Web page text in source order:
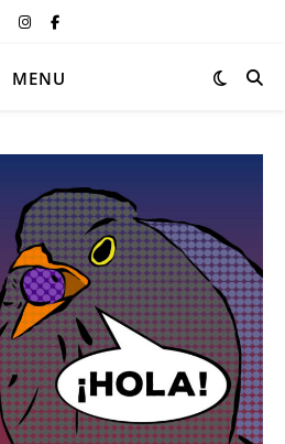
MENU